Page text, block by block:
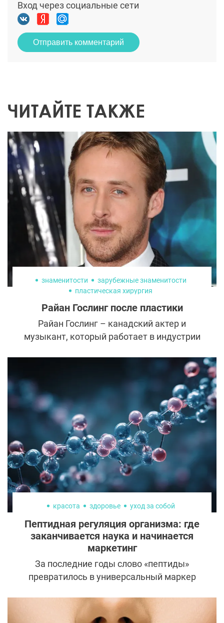
Вход через социальные сети
Отправить комментарий
ЧИТАЙТЕ ТАКЖЕ
знаменитости
зарубежные знаменитости
пластическая хирургия
Райан Гослинг после пластики
Райан Гослинг – канадский актер и
музыкант, который работает в индустрии
Он снялся во многих фильмах, таких как
"Полу-Нельсон", "Драйв" и "Ла-Ла-Лэнд".
красота здоровье уход за собой
Пептидная регуляция организма: где
заканчивается наука и начинается
маркетинг
За последние годы слово «пептиды»
превратилось в универсальный маркер
внешностью. Их добавляют в БАДы,
кремы, инъекционные препараты и